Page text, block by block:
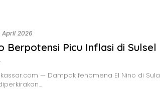
April 2026
Berpotensi Picu Inflasi di Sulsel
— Dampak fenomena El Nino di